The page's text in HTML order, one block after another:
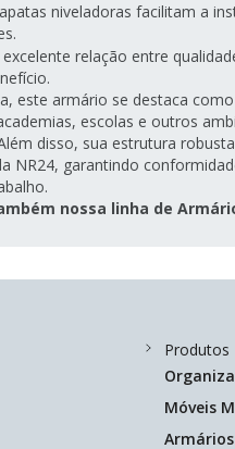
niveladoras facilitam a
excelente relação entre
este armário se destaca
escolas e outros
disso, sua estrutura
NR24, garantindo
nossa linha de
Produtos
Móveis
Armários